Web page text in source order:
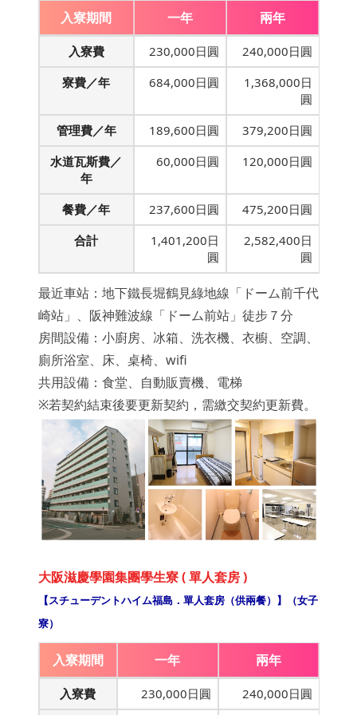
入寮期間 一年 兩年
入寮費 230,000日圓
240,000日圓
寮費／年
684,000日圓
1,368,000日
圓
管理費／年
189,600日圓
379,200日圓
水道瓦斯費／
年
60,000日圓 120,000日圓
餐費／年 237,600日圓
475,200日圓
合計
1,401,200日
圓
2,582,400日
圓
最近車站：地下鐵長堀鶴見綠地線「ドーム前千代
崎站」、阪神難波線「ドーム前站」徒步７分
房間設備：小廚房、冰箱、洗衣機、衣櫥、空調、
廁所浴室、床、桌椅、wifi
共用設備：食堂、自動販賣機、電梯
※若契約結束後要更新契約，需繳交契約更新費。
大阪滋慶學園集團學生寮 ( 單人套房 )
【スチューデントハイム福島．單人套房（供兩餐）】（女子
寮）
入寮期間 一年 兩年
入寮費 230,000日圓
240,000日圓